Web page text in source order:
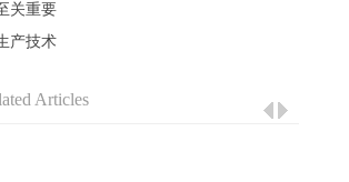
关重要
产技术
Articles